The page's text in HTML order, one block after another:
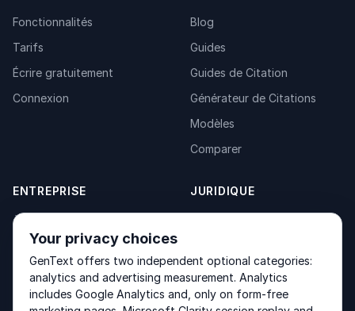
Fonctionnalités
Tarifs
Écrire gratuitement
Connexion
Blog
Guides
Guides de Citation
Générateur de Citations
Modèles
Comparer
ENTREPRISE
À propos
Contact
Produits
JURIDIQUE
Terms of Service
Your privacy choices
GenText offers two independent optional categories:
analytics and advertising measurement. Analytics
includes Google Analytics and, only on form-free